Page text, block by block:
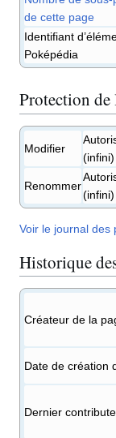
de cette page
Identifiant
Poképédia
Protection de
Modifier
(infini)
Renommer
(infini)
Voir le journal des
Historique
Créateur de la
Date de création
Dernier